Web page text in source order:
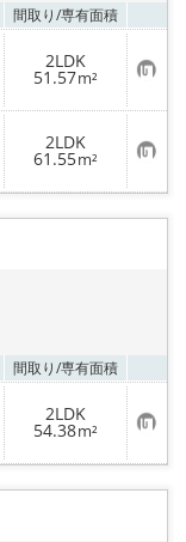
間取り/専有面積
2LDK
51.57m² お
気
に
入
り
登
録
2LDK
61.55m² お
気
に
り
間取り/専有面積
2LDK
54.38m² お
気
に
り